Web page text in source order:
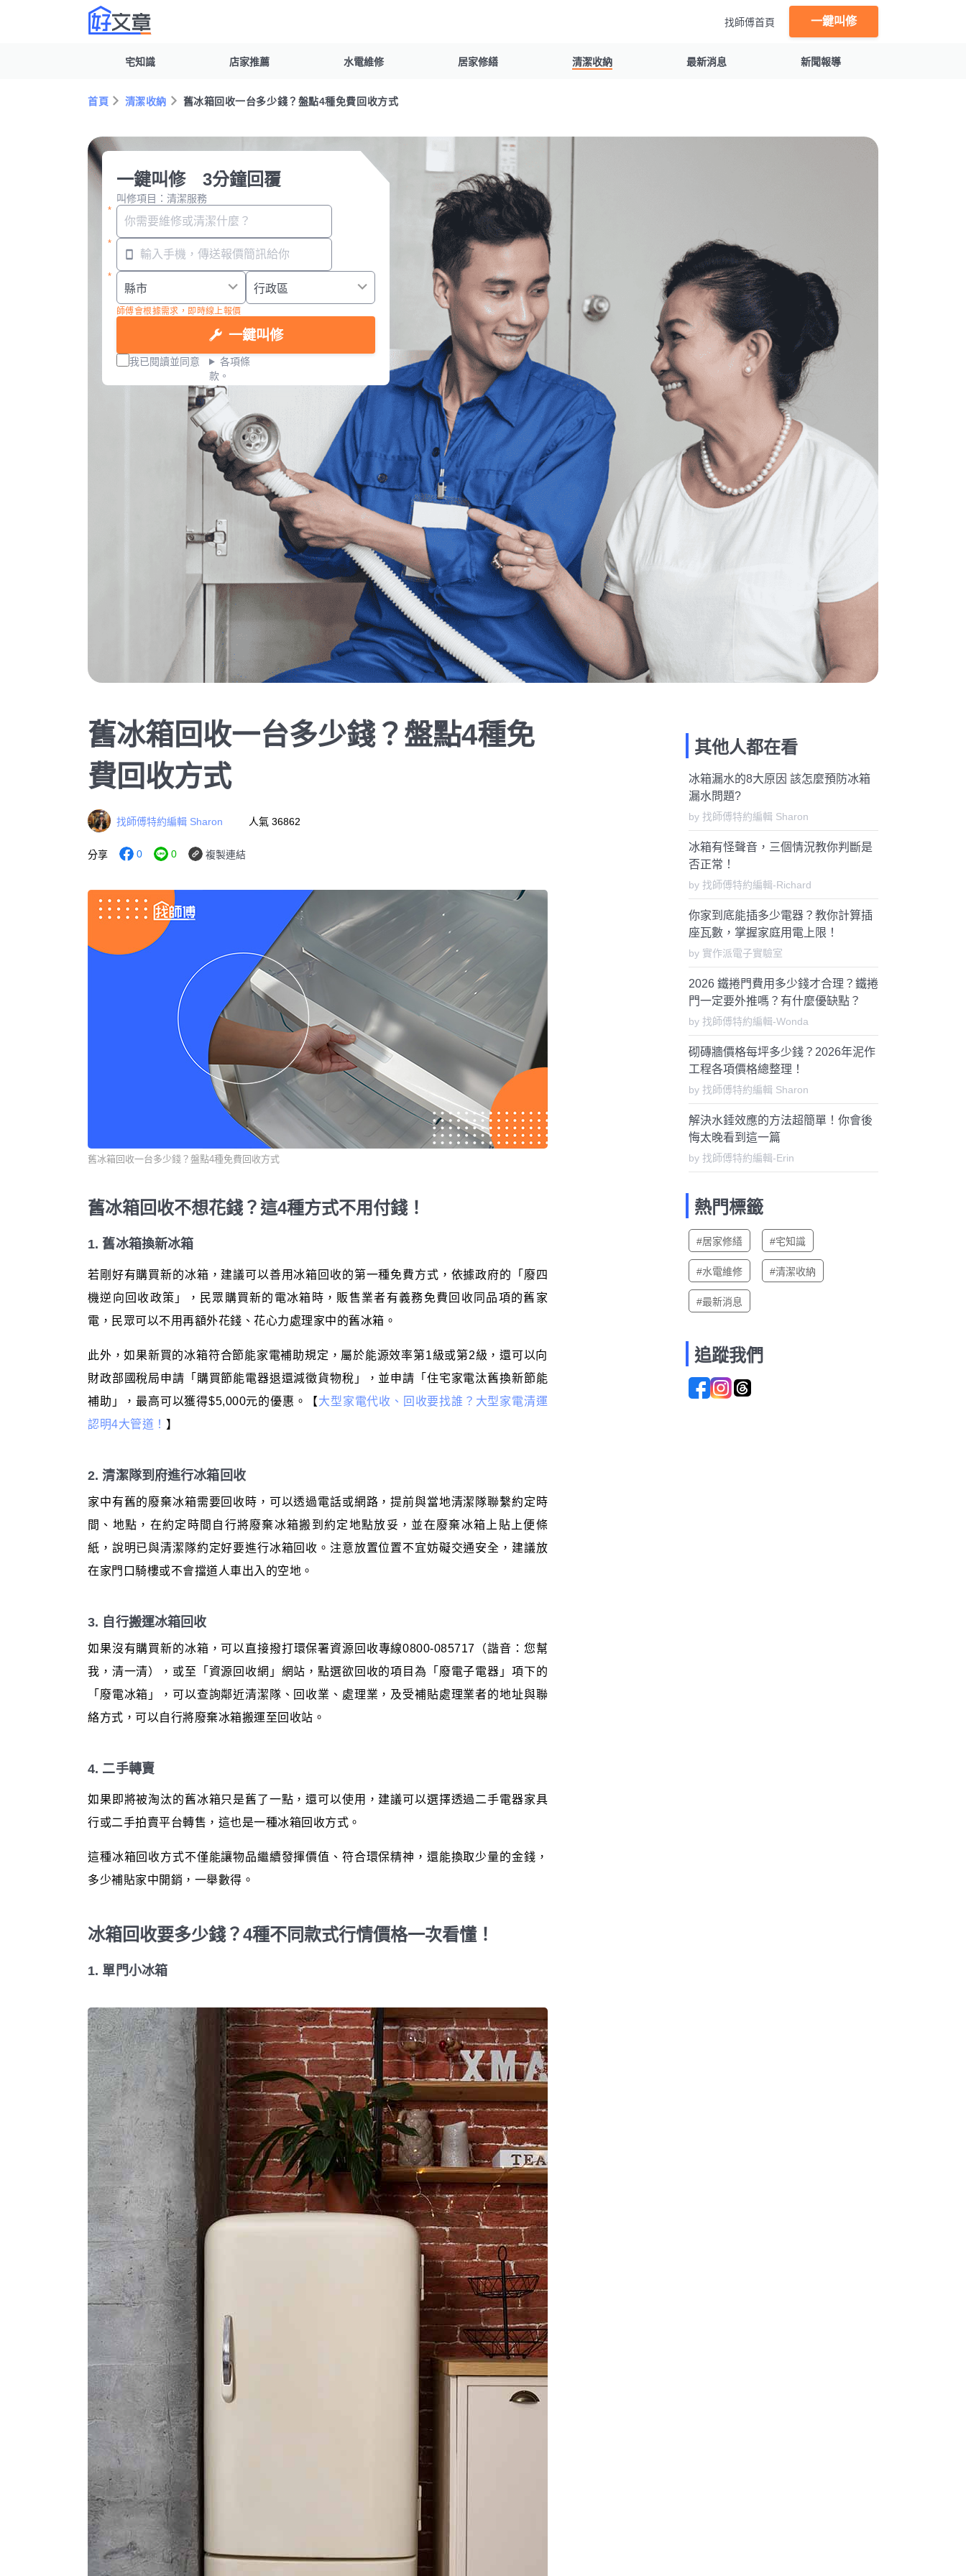
找師傅首頁 一鍵叫修
宅知識 店家推薦 水電維修 居家修繕 清潔收納 最新消息 新聞報導
首頁 清潔收納 舊冰箱回收一台多少錢？盤點4種免費回收方式
一鍵叫修 3分鐘回覆
叫修項目：清潔服務
師傅會根據需求，即時線上報價
一鍵叫修
我已閱讀並同意
各項條
款。
舊冰箱回收一台多少錢？盤點4種免
費回收方式
找師傅特約編輯 Sharon 人氣 36862
分享 0 0 複製連結
舊冰箱回收一台多少錢？盤點4種免費回收方式
舊冰箱回收不想花錢？這4種方式不用付錢！
1. 舊冰箱換新冰箱
若剛好有購買新的冰箱，建議可以善用冰箱回收的第一種免費方式，依據政府的「廢四
機逆向回收政策」，民眾購買新的電冰箱時，販售業者有義務免費回收同品項的舊家
電，民眾可以不用再額外花錢、花心力處理家中的舊冰箱。
此外，如果新買的冰箱符合節能家電補助規定，屬於能源效率第1級或第2級，還可以向
財政部國稅局申請「購買節能電器退還減徵貨物稅」，並申請「住宅家電汰舊換新節能
補助」，最高可以獲得$5,000元的優惠。【大型家電代收、回收要找誰？大型家電清運
認明4大管道！ 】
2. 清潔隊到府進行冰箱回收
家中有舊的廢棄冰箱需要回收時，可以透過電話或網路，提前與當地清潔隊聯繫約定時
間、地點，在約定時間自行將廢棄冰箱搬到約定地點放妥，並在廢棄冰箱上貼上便條
紙，說明已與清潔隊約定好要進行冰箱回收。注意放置位置不宜妨礙交通安全，建議放
在家門口騎樓或不會擋道人車出入的空地。
3. 自行搬運冰箱回收
如果沒有購買新的冰箱，可以直接撥打環保署資源回收專線0800-085717（諧音：您幫
我，清一清），或至「資源回收網」網站，點選欲回收的項目為「廢電子電器」項下的
「廢電冰箱」，可以查詢鄰近清潔隊、回收業、處理業，及受補貼處理業者的地址與聯
絡方式，可以自行將廢棄冰箱搬運至回收站。
4. 二手轉賣
如果即將被淘汰的舊冰箱只是舊了一點，還可以使用，建議可以選擇透過二手電器家具
行或二手拍賣平台轉售，這也是一種冰箱回收方式。
這種冰箱回收方式不僅能讓物品繼續發揮價值、符合環保精神，還能換取少量的金錢，
多少補貼家中開銷，一舉數得。
冰箱回收要多少錢？4種不同款式行情價格一次看懂！
1. 單門小冰箱
其他人都在看
冰箱漏水的8大原因 該怎麼預防冰箱
漏水問題?
by 找師傅特約編輯 Sharon
冰箱有怪聲音，三個情況教你判斷是
否正常！
by 找師傅特約編輯-Richard
你家到底能插多少電器？教你計算插
座瓦數，掌握家庭用電上限！
by 實作派電子實驗室
2026 鐵捲門費用多少錢才合理？鐵捲
門一定要外推嗎？有什麼優缺點？
by 找師傅特約編輯-Wonda
砌磚牆價格每坪多少錢？2026年泥作
工程各項價格總整理！
by 找師傅特約編輯 Sharon
解決水錘效應的方法超簡單！你會後
悔太晚看到這一篇
by 找師傅特約編輯-Erin
熱門標籤
#居家修繕 #宅知識
#水電維修 #清潔收納
#最新消息
追蹤我們